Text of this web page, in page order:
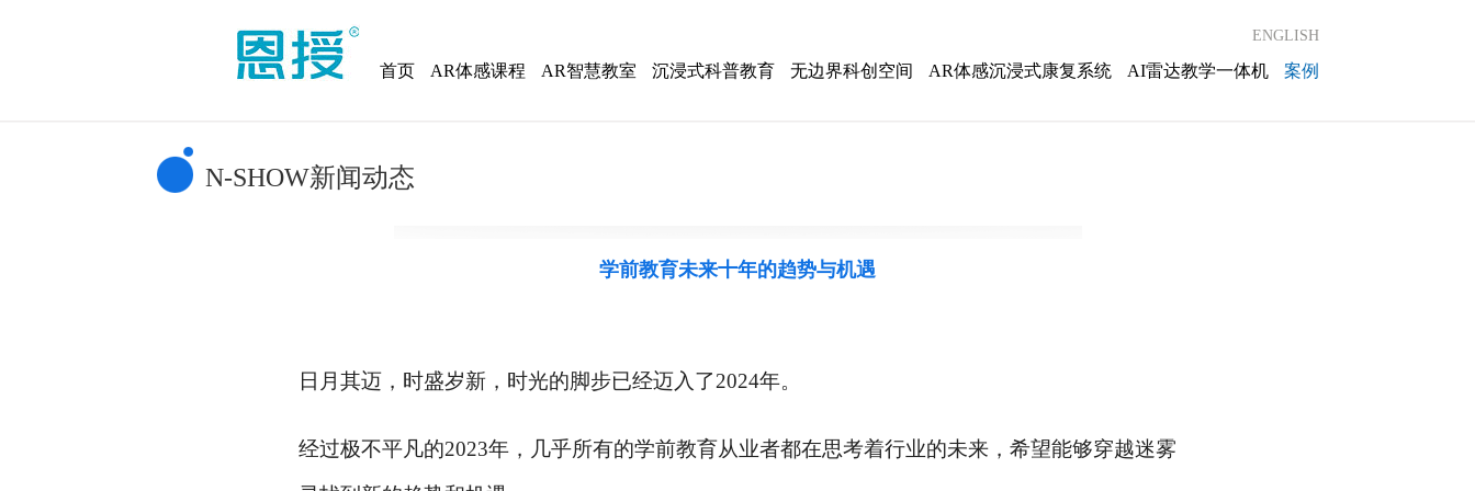
ENGLISH
首页 AR体感课程 AR智慧教室 沉浸式科普教育 无边界科创空间 AR体感沉浸式康复系统 AI雷达教学一体机 案例
N-SHOW新闻动态
学前教育未来十年的趋势与机遇
日月其迈，时盛岁新，时光的脚步已经迈入了2024年。
经过极不平凡的2023年，几乎所有的学前教育从业者都在思考着行业的未来，希望能够穿越迷雾